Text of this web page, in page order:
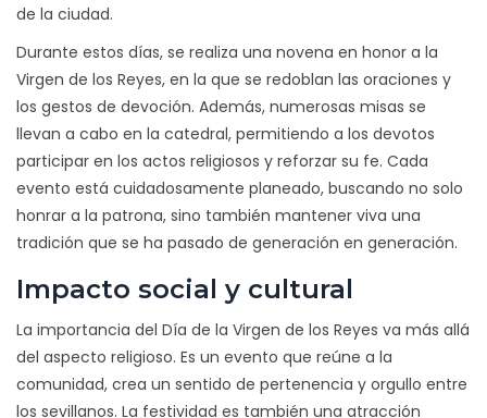
de la ciudad.
Durante estos días, se realiza una novena en honor a la
Virgen de los Reyes, en la que se redoblan las oraciones y
los gestos de devoción. Además, numerosas misas se
llevan a cabo en la catedral, permitiendo a los devotos
participar en los actos religiosos y reforzar su fe. Cada
evento está cuidadosamente planeado, buscando no solo
honrar a la patrona, sino también mantener viva una
tradición que se ha pasado de generación en generación.
Impacto social y cultural
La importancia del Día de la Virgen de los Reyes va más allá
del aspecto religioso. Es un evento que reúne a la
comunidad, crea un sentido de pertenencia y orgullo entre
los sevillanos. La festividad es también una atracción